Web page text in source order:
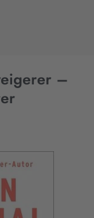
–